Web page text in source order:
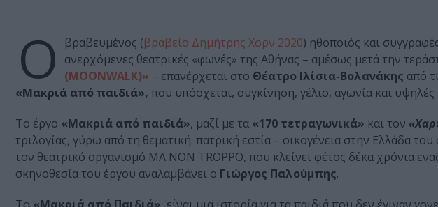
Ο βραβευμένος (βραβείο Δημήτρης Χορν 2020) ηθοποιός και
ανερχόμενες θεατρικές «φωνές» της Αθήνας – αμέσως μετά την
(MOONWALK)» – επανέρχεται στο Θέατρο Ιλίσια-Βολανάκης από
«Μακριά από παιδιά», που υπόσχεται, συγκίνηση, γέλιο, αγωνία και υψηλές
Το έργο «Μακριά από παιδιά», μαζί με τα «170 τετραγωνικά» και τον
τριλογίας, γύρω από τη θεματική: πατρική εστία – οικογένεια στην Ελλάδα
τον θεατρικό οργανισμό MA NON TROPPO, που κλείνει φέτος δέκα χρόνια
σκηνοθεσία του έργου αναλαμβάνει ο Γιώργος Παλούμπης.